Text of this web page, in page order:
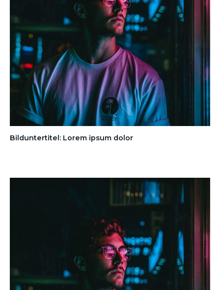
Bilduntertitel: Lorem ipsum dolor